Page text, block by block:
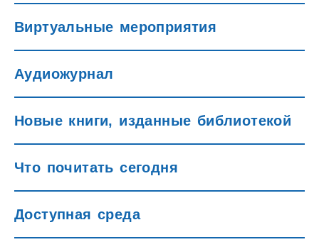
Виртуальные мероприятия
Аудиожурнал
Новые книги, изданные библиотекой
Что почитать сегодня
Доступная среда